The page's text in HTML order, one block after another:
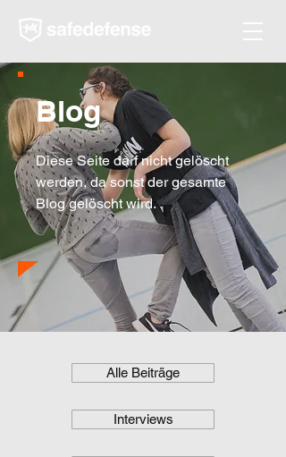
Blog
Diese Seite darf nicht gelöscht
werden, da sonst der gesamte
Blog gelöscht wird.
Alle Beiträge
Interviews